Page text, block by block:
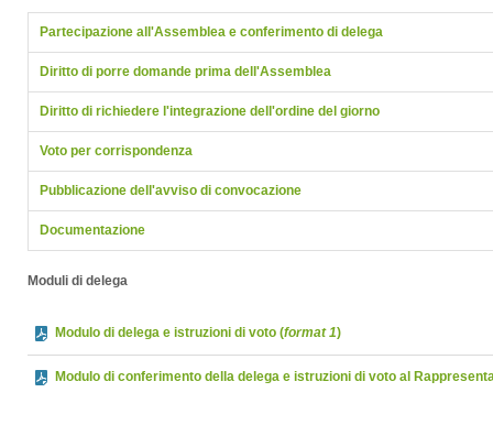
Partecipazione all'Assemblea e conferimento di delega
Diritto di porre domande prima dell'Assemblea
Diritto di richiedere l'integrazione dell'ordine del giorno
Voto per corrispondenza
Pubblicazione dell'avviso di convocazione
Documentazione
Moduli di delega
Modulo di delega e istruzioni di voto (format 1)
Modulo di conferimento della delega e istruzioni di voto al